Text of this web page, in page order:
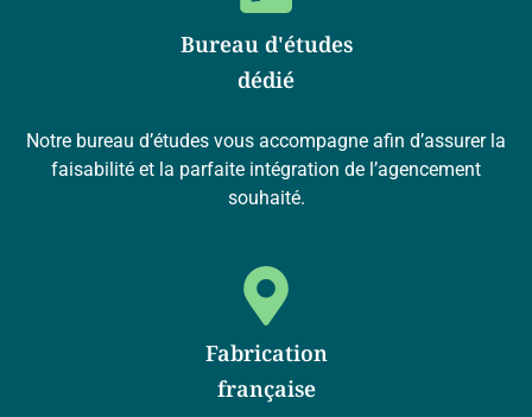
Bureau d'études
dédié
Notre bureau d’études vous accompagne afin d’assurer la
faisabilité et la parfaite intégration de l’agencement
souhaité.
Fabrication
française